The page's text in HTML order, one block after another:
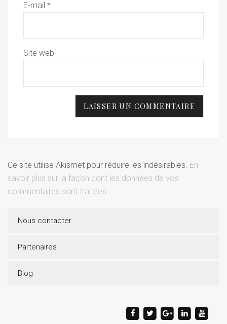
E-mail *
Site web
Ce site utilise Akismet pour réduire les indésirables. En
savoir plus sur la façon dont les données de vos
commentaires sont traitées.
Nous contacter
Partenaires
Blog